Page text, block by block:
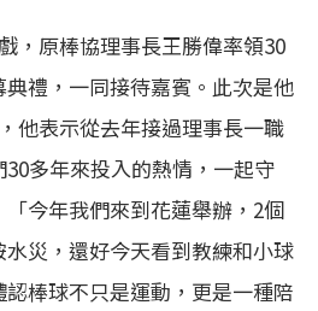
，原棒協理事長王勝偉率領30
禮，一同接待嘉賓。此次是他
他表示從去年接過理事長一職
多年來投入的熱情，一起守
今年我們來到花蓮舉辦，2個
災，還好今天看到教練和小球
棒球不只是運動，更是一種陪